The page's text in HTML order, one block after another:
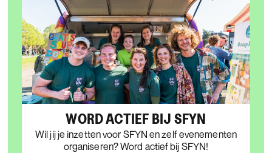
WORD ACTIEF BIJ SFYN
Wil jij je inzetten voor SFYN en zelf evenementen
organiseren? Word actief bij SFYN!